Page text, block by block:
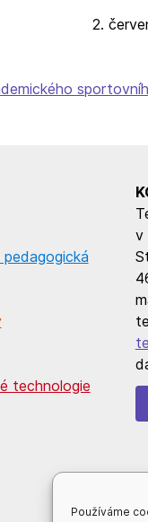
Používáme
2.
technologie
v